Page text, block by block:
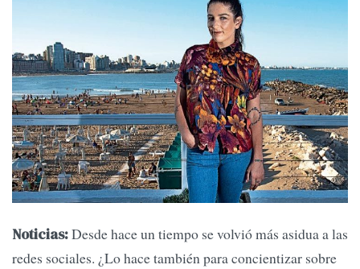
Noticias:Desde hace un tiempo se volvió más asidua a las
redes sociales. ¿Lo hace también para concientizar sobre